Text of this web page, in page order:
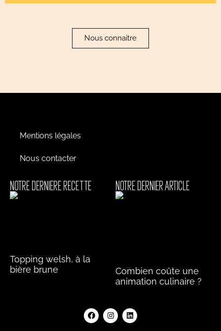
Nous connaitre
Mentions légales
Nous contacter
NOTRE DERNIERE RECETTE
Topping welsh, à la
bière brune
NOTRE DERNIER ARTICLE
Combien coûte une
animation culinaire ?